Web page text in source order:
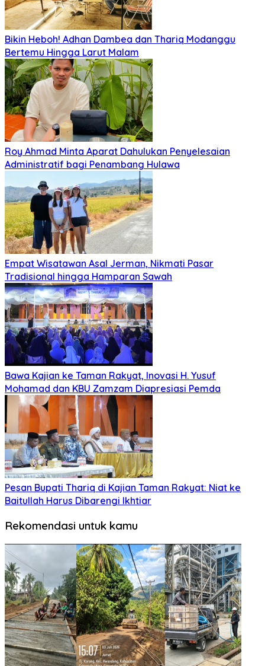
Bikin Heboh! Adhan Dambea dan Thariq Modanggu
Bertemu Hingga Larut Malam
Roy Ahmad Minta Aparat Dahulukan Penyelesaian
Administratif bagi Penambang Hulawa
Empat Wisatawan Asal Jerman, Nikmati Pasar
Tradisional hingga Hamparan Sawah
Bawa Kajian ke Taman Rakyat, Inovasi H. Yusuf
Mohamad dan KBU Zamzam Diapresiasi Pemda
Pesan Bupati Thariq di Kajian Taman Rakyat: Niat ke
Baitullah Harus Dibarengi Ikhtiar
Rekomendasi untuk kamu